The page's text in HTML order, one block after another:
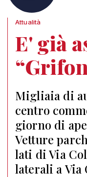
Attualità
E' già
Migliaia di
centro
giorno di
Vetture
lati di Via
laterali a Via